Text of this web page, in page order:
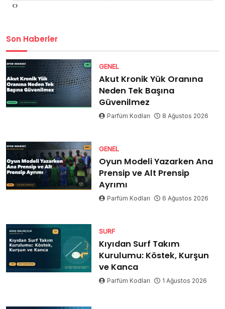
‹›
Son Haberler
GENEL
Akut Kronik Yük Oranına
Neden Tek Başına
Güvenilmez
Parfüm Kodları 8 Ağustos 2026
GENEL
Oyun Modeli Yazarken Ana
Prensip ve Alt Prensip
Ayrımı
Parfüm Kodları 6 Ağustos 2026
SURF
Kıyıdan Surf Takım
Kurulumu: Köstek, Kurşun
ve Kanca
Parfüm Kodları 1 Ağustos 2026